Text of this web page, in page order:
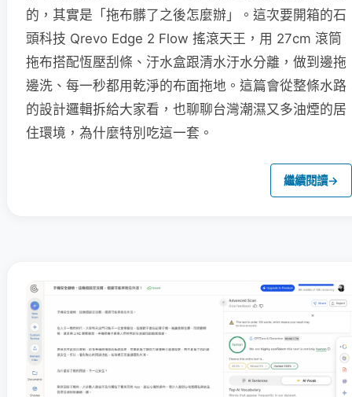
的，其實是「拖布髒了之後怎麼辦」。這次要開箱的石
頭科技 Qrevo Edge 2 Flow 搖滾天王，用 27cm 滾筒
拖布搭配恆壓刮條、汙水盒跟清水汙水分離，做到邊拖
邊洗、每一秒都用乾淨的布面拖地。這篇會從整條水路
的設計邏輯拆給大家看，也聊聊台灣潮濕又多油煙的居
住環境，為什麼特別吃這一套。
繼續閱讀→